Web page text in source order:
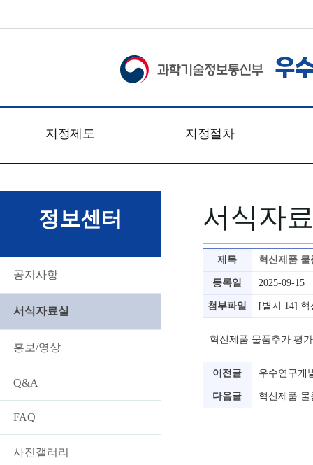
지정제도
개요
문의처
찾아오시는 길
지정절차
신청접수
심사절차
심사방법
심사기준
정보센터
공지사항
서식자료실
홍보/영상
Q&A
FAQ
사진갤러리
서식자
제목 혁신제품 물
등록일 2025-09-15
첨부파일 [별지 14]
혁신제품 물품추가 평
이전글 우수연구개
다음글 혁신제품